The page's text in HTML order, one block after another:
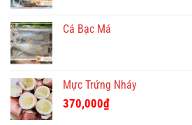
Cá Bạc Má
Mực Trứng Nháy
370,000₫